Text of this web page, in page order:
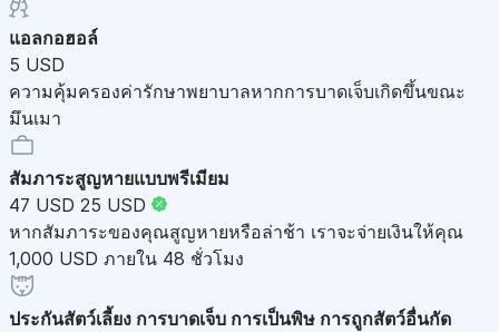
แอลกอฮอล์
5 USD
ความคุ้มครองค่ารักษาพยาบาลหากการบาดเจ็บเกิดขึ้นขณะ
มึนเมา
สัมภาระสูญหายแบบพรีเมียม
47 USD 25 USD
หากสัมภาระของคุณสูญหายหรือล่าช้า เราจะจ่ายเงินให้คุณ
1,000 USD ภายใน 48 ชั่วโมง
ประกันสัตว์เลี้ยง การบาดเจ็บ การเป็นพิษ การถูกสัตว์อื่นกัด